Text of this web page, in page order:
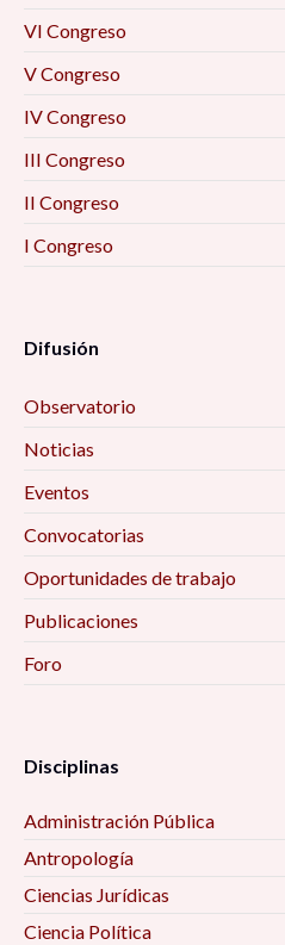
VI Congreso
V Congreso
IV Congreso
III Congreso
II Congreso
I Congreso
Difusión
Observatorio
Noticias
Eventos
Convocatorias
Oportunidades de trabajo
Publicaciones
Foro
Disciplinas
Administración Pública
Antropología
Ciencias Jurídicas
Ciencia Política